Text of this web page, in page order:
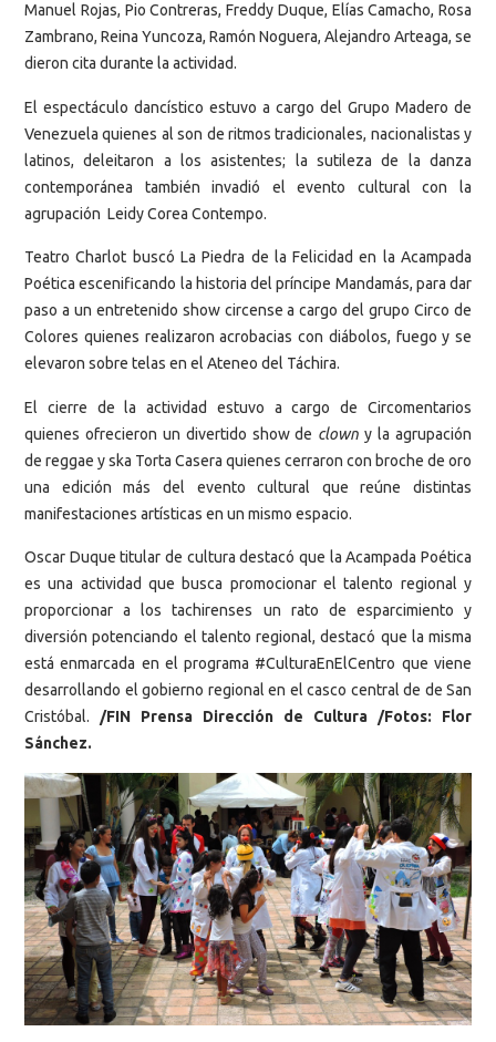
Manuel Rojas, Pio Contreras, Freddy Duque, Elías Camacho, Rosa
Zambrano, Reina Yuncoza, Ramón Noguera, Alejandro Arteaga, se
dieron cita durante la actividad.
El espectáculo dancístico estuvo a cargo del Grupo Madero de
Venezuela quienes al son de ritmos tradicionales, nacionalistas y
latinos, deleitaron a los asistentes; la sutileza de la danza
contemporánea también invadió el evento cultural con la
agrupación Leidy Corea Contempo.
Teatro Charlot buscó La Piedra de la Felicidad en la Acampada
Poética escenificando la historia del príncipe Mandamás, para dar
paso a un entretenido show circense a cargo del grupo Circo de
Colores quienes realizaron acrobacias con diábolos, fuego y se
elevaron sobre telas en el Ateneo del Táchira.
El cierre de la actividad estuvo a cargo de Circomentarios
quienes ofrecieron un divertido show de clown y la agrupación
de reggae y ska Torta Casera quienes cerraron con broche de oro
una edición más del evento cultural que reúne distintas
manifestaciones artísticas en un mismo espacio.
Oscar Duque titular de cultura destacó que la Acampada Poética
es una actividad que busca promocionar el talento regional y
proporcionar a los tachirenses un rato de esparcimiento y
diversión potenciando el talento regional, destacó que la misma
está enmarcada en el programa #CulturaEnElCentro que viene
desarrollando el gobierno regional en el casco central de de San
Cristóbal. /FIN Prensa Dirección de Cultura /Fotos: Flor
Sánchez.